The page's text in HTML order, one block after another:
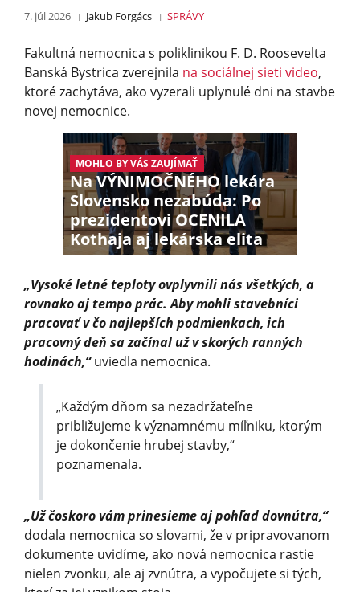
7. júl 2026 Jakub Forgács SPRÁVY
Fakultná nemocnica s poliklinikou F. D. Roosevelta
Banská Bystrica zverejnila na sociálnej sieti video,
ktoré zachytáva, ako vyzerali uplynulé dni na stavbe
novej nemocnice.
MOHLO BY VÁS ZAUJÍMAŤ
Na VÝNIMOČNÉHO lekára
Slovensko nezabúda: Po
prezidentovi OCENILA
Kothaja aj lekárska elita
„Vysoké letné teploty ovplyvnili nás všetkých, a
rovnako aj tempo prác. Aby mohli stavebníci
pracovať v čo najlepších podmienkach, ich
pracovný deň sa začínal už v skorých ranných
hodinách,“uviedla nemocnica.
„Každým dňom sa nezadržateľne
približujeme k významnému míľniku, ktorým
je dokončenie hrubej stavby,“
poznamenala.
„Už čoskoro vám prinesieme aj pohľad dovnútra,“
dodala nemocnica so slovami, že v pripravovanom
dokumente uvidíme, ako nová nemocnica rastie
nielen zvonku, ale aj zvnútra, a vypočujete si tých,